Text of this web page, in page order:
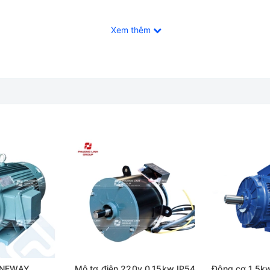
stato chỉ bao gồm có 1 cuộn dây pha, còn nguồn cấp của nó
KDB) còn được gọi là motor điện 1 pha hiện nay đang được
các lĩnh vực của đời sống cũng như sản xuất.
1 pha như sau
Dưới đây là một số ứng dụng của sản phẩm như sau:
để làm băng truyền, băng tải,... cho máy móc.Được lắp đặt
Xem thêm